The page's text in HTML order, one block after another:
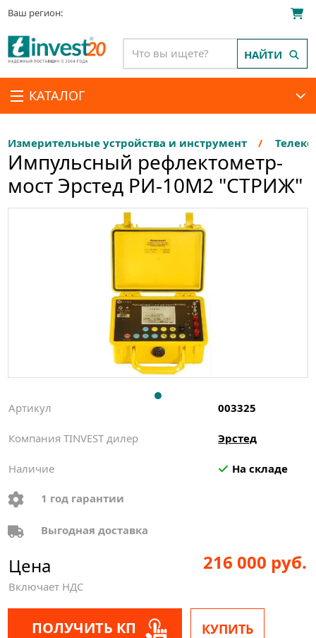
Ваш регион:
КАТАЛОГ
НАЙТИ
Измерительные устройства и инструмент
Импульсный рефлектометр-
мост Эрстед РИ-10M2 "СТРИЖ"
Артикул 003325
Компания TINVEST дилер Эрстед
Наличие На складе
1 год гарантии
Выгодная доставка
Цена
Включает НДС
216 000 руб.
ПОЛУЧИТЬ КП КУПИТЬ